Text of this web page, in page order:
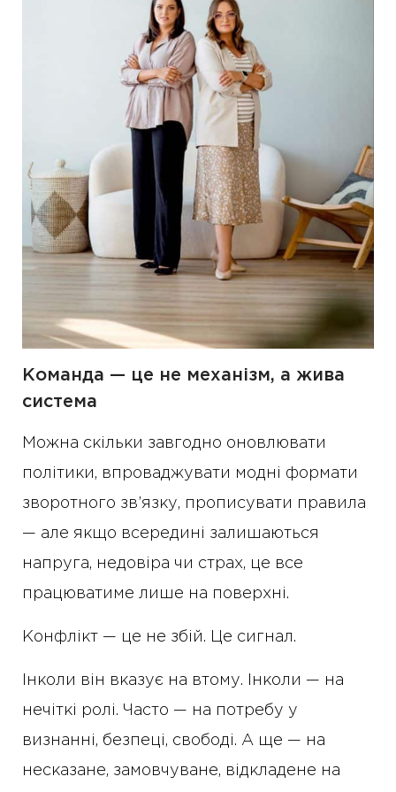
Команда — це не механізм, а жива
система
Можна скільки завгодно оновлювати
політики, впроваджувати модні формати
зворотного зв’язку, прописувати правила
— але якщо всередині залишаються
напруга, недовіра чи страх, це все
працюватиме лише на поверхні.
Конфлікт — це не збій. Це сигнал.
Інколи він вказує на втому. Інколи — на
нечіткі ролі. Часто — на потребу у
визнанні, безпеці, свободі. А ще — на
несказане, замовчуване, відкладене на